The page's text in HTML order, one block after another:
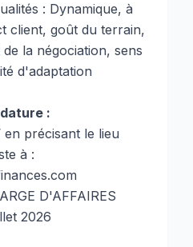
: Dynamique, à
client, goût du terrain,
la négociation, sens
d'adaptation
:
précisant le lieu
à :
D'AFFAIRES
2026